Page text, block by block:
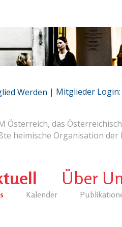
Österreich, das
heimische Organisation
Kalender
Über
Werden | Mitglieder Login: